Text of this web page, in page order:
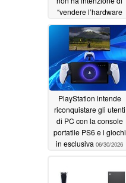
“vendere l’hardware
subendo perdite
significative”06/30/2026
PlayStation intende
riconquistare gli utenti
di PC con la console
portatile PS6 e i giochi
in esclusiva 06/30/2026